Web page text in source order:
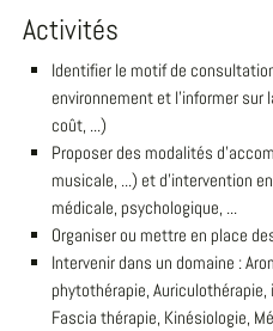
Activités
Identifier le motif de
environnement et l'informer
coût, ...)
Proposer des modalités
musicale, ...) et d'intervention
médicale, psychologique, ...
Organiser ou mettre en place
Intervenir dans un domaine :
phytothérapie,
Fascia thérapie, Kinésiologie,